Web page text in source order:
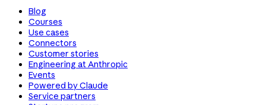
Blog
Courses
Use cases
Connectors
Customer stories
Engineering at Anthropic
Events
Powered by Claude
Service partners